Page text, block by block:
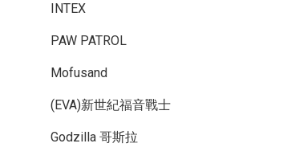
INTEX
PAW PATROL
Mofusand
(EVA)新世紀福音戰士
Godzilla 哥斯拉